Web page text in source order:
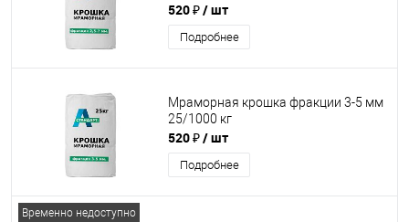
520 ₽/ шт
Подробнее
Мраморная крошка фракции 3-5 мм
25/1000 кг
520 ₽/ шт
Подробнее
Временно недоступно